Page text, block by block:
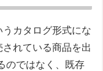
カタログ形式にな
れている商品を出
のではなく、既存